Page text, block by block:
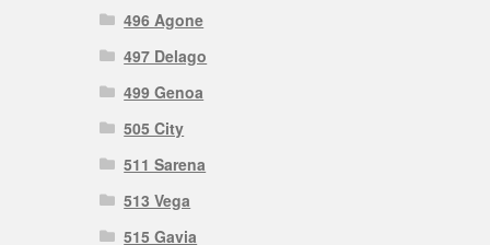
496 Agone
497 Delago
499 Genoa
505 City
511 Sarena
513 Vega
515 Gavia